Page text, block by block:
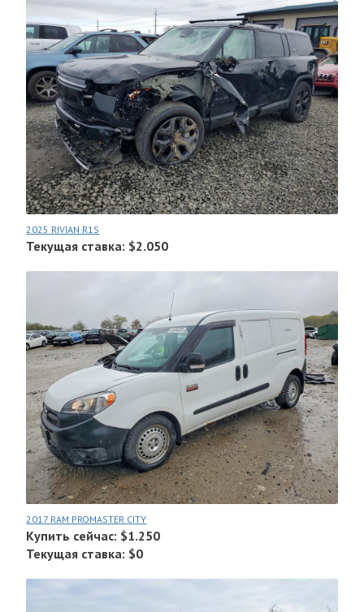
2025 RIVIAN R1S
Текущая ставка: $2.050
2017 RAM PROMASTER CITY
Купить сейчас: $1.250
Текущая ставка: $0